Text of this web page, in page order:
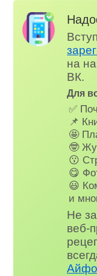
на
ВК.
Для
✅
📌
🤩
🤓
😗
😋
😃
и
Не
веб-